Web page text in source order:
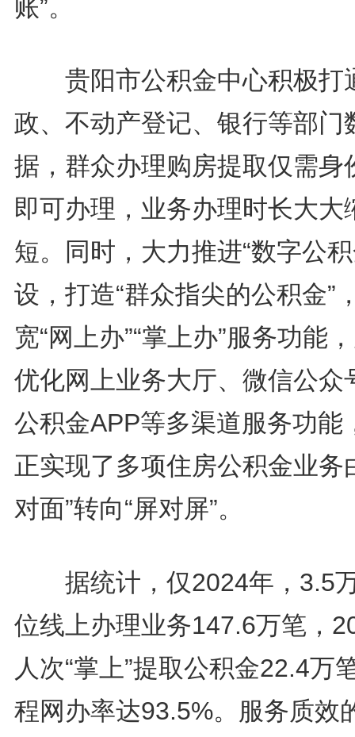
账”。
贵阳市公积金中心积极打
政、不动产登记、银行等部门
据，群众办理购房提取仅需身
即可办理，业务办理时长大大
短。同时，大力推进“数字公
设，打造“群众指尖的公积金”
宽“网上办”“掌上办”服务功能
优化网上业务大厅、微信公众
公积金APP等多渠道服务功能
正实现了多项住房公积金业务
对面”转向“屏对屏”。
据统计，仅2024年，3.5
位线上办理业务147.6万笔，
人次“掌上”提取公积金22.4万
程网办率达93.5%。服务质效